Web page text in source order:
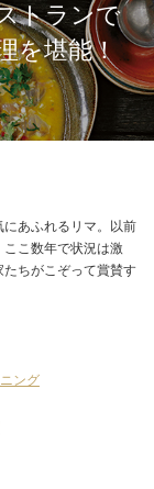
トランで
を堪能！
あふれるリマ。以前
こ数年で状況は激
ちがこぞって賞賛す
ング